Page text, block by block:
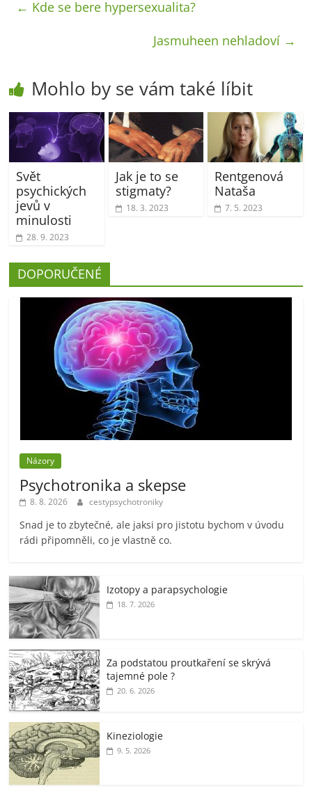
← Kde se bere hypersexualita?
Jasmuheen nehladoví →
Mohlo by se vám také líbit
Svět
psychických
jevů v
minulosti
28. 9. 2023
Jak je to se
stigmaty?
18. 3. 2023
Rentgenová
Nataša
7. 5. 2023
DOPORUČENÉ
Názory
Psychotronika a skepse
8. 8. 2026 cestypsychotroniky
Snad je to zbytečné, ale jaksi pro jistotu bychom v úvodu
rádi připomněli, co je vlastně co.
Izotopy a parapsychologie
18. 7. 2026
Za podstatou proutkaření se skrývá
tajemné pole ?
20. 6. 2026
Kineziologie
9. 5. 2026